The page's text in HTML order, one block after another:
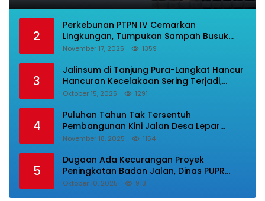
2
Perkebunan PTPN IV Cemarkan
Lingkungan, Tumpukan Sampah Busuk
Dibiarkan Menggunung Di Areal Rumah
November 17, 2025 1359
3
Jalinsum di Tanjung Pura-Langkat Hancur
Hancuran Kecelakaan Sering Terjadi,
Masyarakat Mnta Presiden Prabowo Beri
Oktober 15, 2025 1291
4
Puluhan Tahun Tak Tersentuh
Pembangunan Kini Jalan Desa Lepar
Samura Mulus, Masyarakat Sampaikan
November 18, 2025 1154
5
Dugaan Ada Kecurangan Proyek
Peningkatan Badan Jalan, Dinas PUPR
Labura Diadukan Ke Kejatisu.
Oktober 10, 2025 913